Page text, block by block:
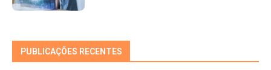
PUBLICAÇÕES RECENTES